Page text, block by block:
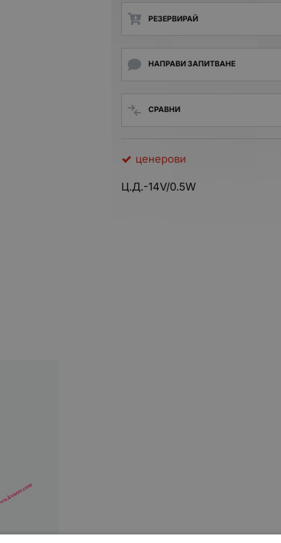
РЕЗЕРВИРАЙ
НАПРАВИ ЗАПИТВАНЕ
СРАВНИ
ценерови
Ц.Д.-14V/0.5W